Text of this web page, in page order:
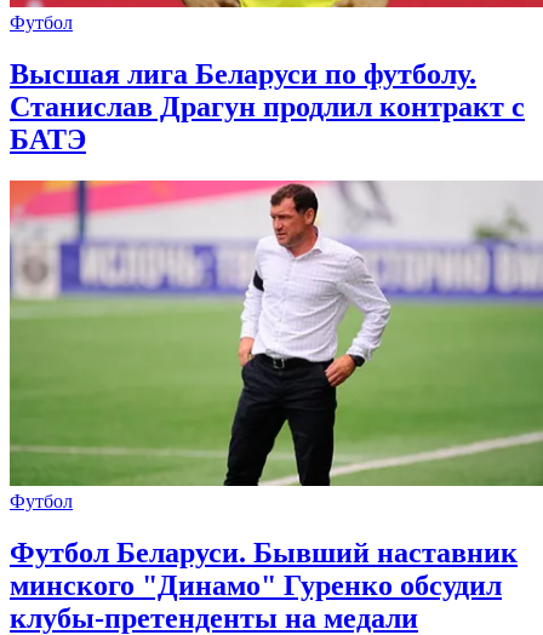
Футбол
Высшая лига Беларуси по футболу.
Станислав Драгун продлил контракт с
БАТЭ
Футбол
Футбол Беларуси. Бывший наставник
минского "Динамо" Гуренко обсудил
клубы-претенденты на медали